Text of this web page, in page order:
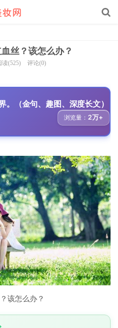
丝？该怎么办？
读(525) 评论(0)
。（金句、趣图、深度长文）
浏览量： 2万+
该怎么办？